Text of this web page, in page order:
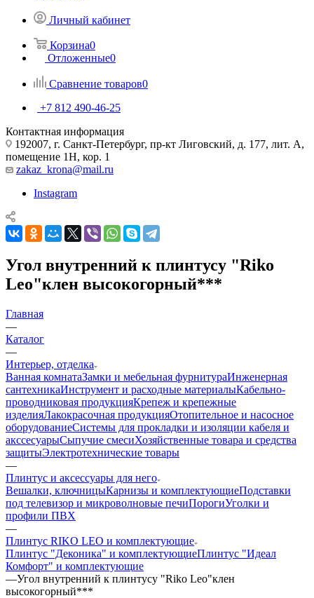
Личный кабинет
Корзина0
Отложенные0
Сравнение товаров0
+7 812 490-46-25
Контактная информация
192007, г. Санкт-Петербург, пр-кт Лиговский, д. 177, лит. А,
помещение 1Н, кор. 1
zakaz_krona@mail.ru
Instagram
Угол внутренний к плинтусу "Riko
Leo"клен высокогорный***
Главная
—
Каталог
—
Интерьер, отделка
Ванная комнатаЗамки и мебельная фурнитураИнженерная
сантехникаИнструмент и расходные материалыКабельно-
проводниковая продукцияКрепеж и крепежные
изделияЛакокрасочная продукцияОтопительное и насосное
оборудованиеСистемы для прокладки и изоляции кабеля и
акссесуарыСыпучие смесиХозяйственные товара и средства
защитыЭлектротехнические товары
—
Плинтус и аксессуары для него
Вешалки, ключницыКарнизы и комплектующиеПодставки
под телевизор и микроволновые печиПорогиУголки и
профили ПВХ
—
Плинтус RIKO LEO и комплектующие
Плинтус "Деконика" и комплектующиеПлинтус "Идеал
Комфорт" и комплектующие
—Угол внутренний к плинтусу "Riko Leo"клен
высокогорный***